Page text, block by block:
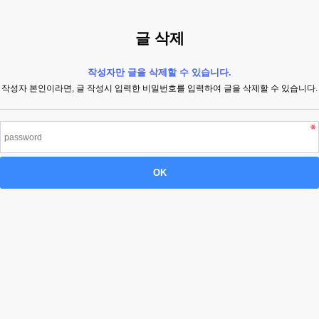
글 삭제
작성자만 글을 삭제할 수 있습니다.
작성자 본인이라면, 글 작성시 입력한 비밀번호를 입력하여 글을 삭제할 수 있습니다.